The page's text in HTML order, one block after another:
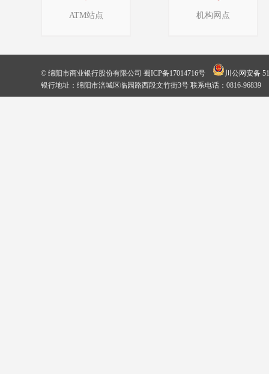
ATM站点 机构网点
© 绵阳市商业银行股份有限公司 蜀ICP备17014716号
川公网安备
银行地址：绵阳市涪城区临园路西段文竹街3号 联系电话：0816-96839